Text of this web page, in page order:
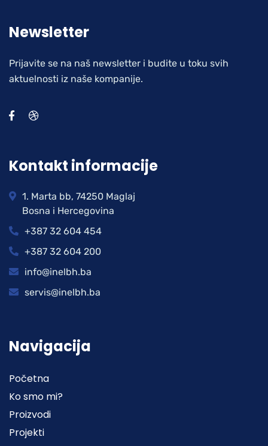
Newsletter
Prijavite se na naš newsletter i budite u toku svih
aktuelnosti iz naše kompanije.
Kontakt informacije
1. Marta bb, 74250 Maglaj
Bosna i Hercegovina
+387 32 604 454
+387 32 604 200
info@inelbh.ba
servis@inelbh.ba
Navigacija
Početna
Ko smo mi?
Proizvodi
Projekti